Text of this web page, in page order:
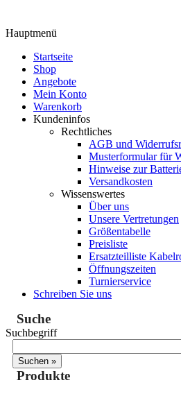
Hauptmenü
Startseite
Shop
Angebote
Mein Konto
Warenkorb
Kundeninfos
Rechtliches
AGB und
Musterformular für
Hinweise zur
Versandkosten
Wissenswertes
Über uns
Unsere Vertretungen
Größentabelle
Preisliste
Ersatzteilliste
Öffnungszeiten
Turnierservice
Schreiben Sie uns
Suche
Suchbegriff
Produkte